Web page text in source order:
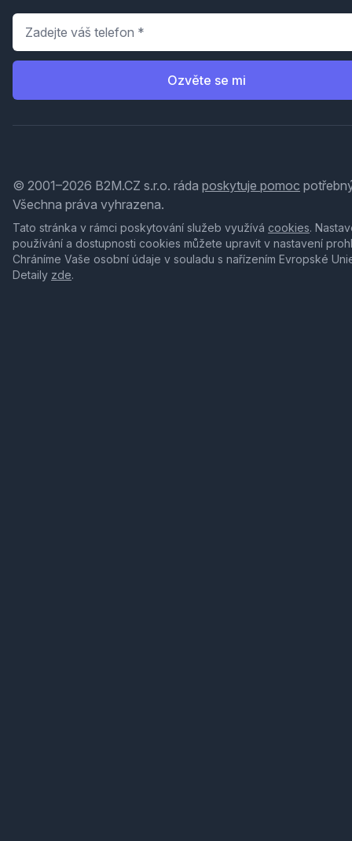
Telefon
Ozvěte se mi
© 2001–2026 B2M.CZ s.r.o. ráda poskytuje pomoc
Všechna práva vyhrazena.
Tato stránka v rámci poskytování služeb využívá cookies.
používání a dostupnosti cookies můžete upravit v nastavení
Chráníme Vaše osobní údaje v souladu s nařízením Evropské
Detaily zde.